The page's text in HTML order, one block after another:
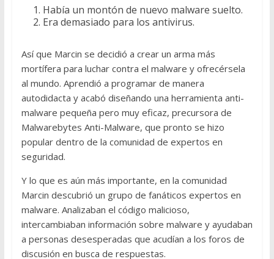
Había un montón de nuevo malware suelto.
Era demasiado para los antivirus.
Así que Marcin se decidió a crear un arma más
mortífera para luchar contra el malware y ofrecérsela
al mundo. Aprendió a programar de manera
autodidacta y acabó diseñando una herramienta anti-
malware pequeña pero muy eficaz, precursora de
Malwarebytes Anti-Malware, que pronto se hizo
popular dentro de la comunidad de expertos en
seguridad.
Y lo que es aún más importante, en la comunidad
Marcin descubrió un grupo de fanáticos expertos en
malware. Analizaban el código malicioso,
intercambiaban información sobre malware y ayudaban
a personas desesperadas que acudían a los foros de
discusión en busca de respuestas.